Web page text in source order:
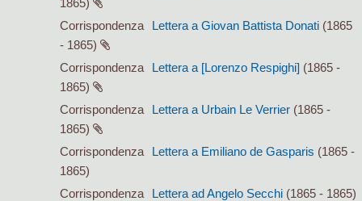
1865)
Corrispondenza
Lettera a Giovan Battista Donati (1865
- 1865)
Corrispondenza
Lettera a [Lorenzo Respighi] (1865 -
1865)
Corrispondenza
Lettera a Urbain Le Verrier (1865 -
1865)
Corrispondenza
Lettera a Emiliano de Gasparis (1865 -
1865)
Corrispondenza
Lettera ad Angelo Secchi (1865 - 1865)